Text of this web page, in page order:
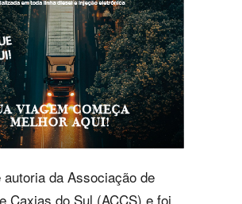
da Associação de
Caxias do Sul (ACCS) e foi